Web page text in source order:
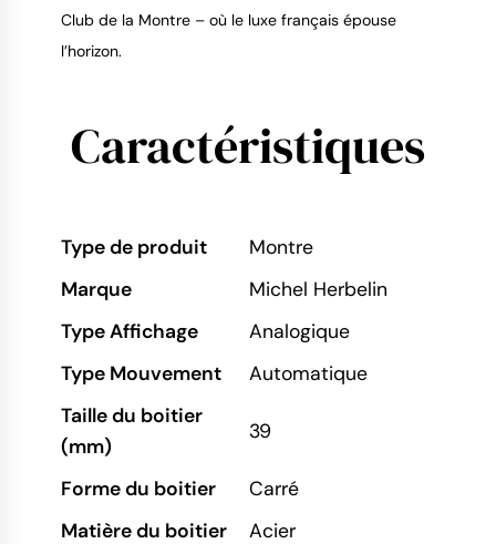
Club de la Montre – où le luxe français épouse
l’horizon.
Caractéristiques
Type de produit
Montre
Marque
Michel Herbelin
Type Affichage
Analogique
Type Mouvement
Automatique
Taille du boitier
(mm)
39
Forme du boitier
Carré
Matière du boitier
Acier